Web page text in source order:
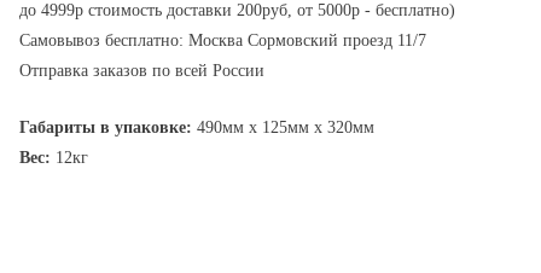
до 4999р стоимость доставки 200руб, от 5000р - бесплатно)
Самовывоз бесплатно: Москва Сормовский проезд 11/7
Отправка заказов по всей России
Габариты в упаковке: 490мм x 125мм x 320мм
Вес: 12кг